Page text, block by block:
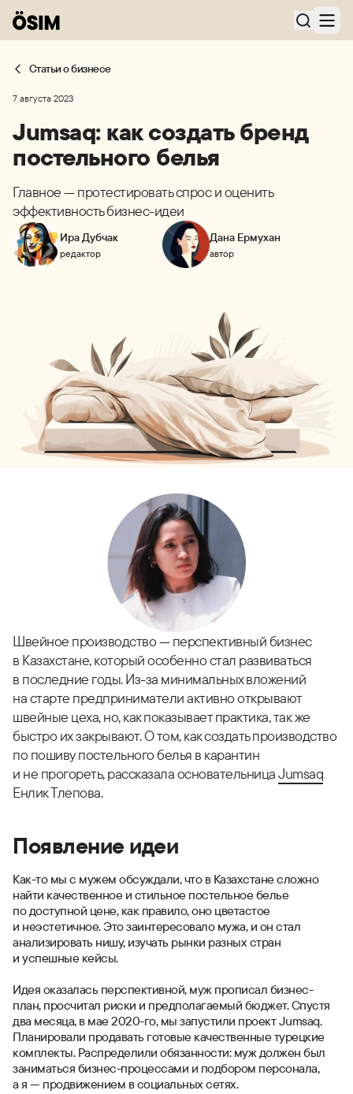
Статьи о бизнесе
7 августа 2023
Jumsaq: как создать бренд
постельного белья
Главное — протестировать спрос и оценить
эффективность бизнес-идеи
Ира Дубчак
редактор
Дана Ермухан
автор
Швейное производство — перспективный бизнес
в Казахстане, который особенно стал развиваться
в последние годы. Из-за минимальных вложений
на старте предприниматели активно открывают
швейные цеха, но, как показывает практика, так же
быстро их закрывают. О том, как создать производство
по пошиву постельного белья в карантин
и не прогореть, рассказала основательницаJumsaq
Енлик Тлепова.
Появление идеи
Как-то мы с мужем обсуждали, что в Казахстане сложно
найти качественное и стильное постельное белье
по доступной цене, как правило, оно цветастое
и неэстетичное. Это заинтересовало мужа, и он стал
анализировать нишу, изучать рынки разных стран
и успешные кейсы.
Идея оказалась перспективной, муж прописал бизнес-
план, просчитал риски и предполагаемый бюджет. Спустя
два месяца, в мае 2020-го, мы запустили проект Jumsaq.
Планировали продавать готовые качественные турецкие
комплекты. Распределили обязанности: муж должен был
заниматься бизнес-процессами и подбором персонала,
а я — продвижением в социальных сетях.